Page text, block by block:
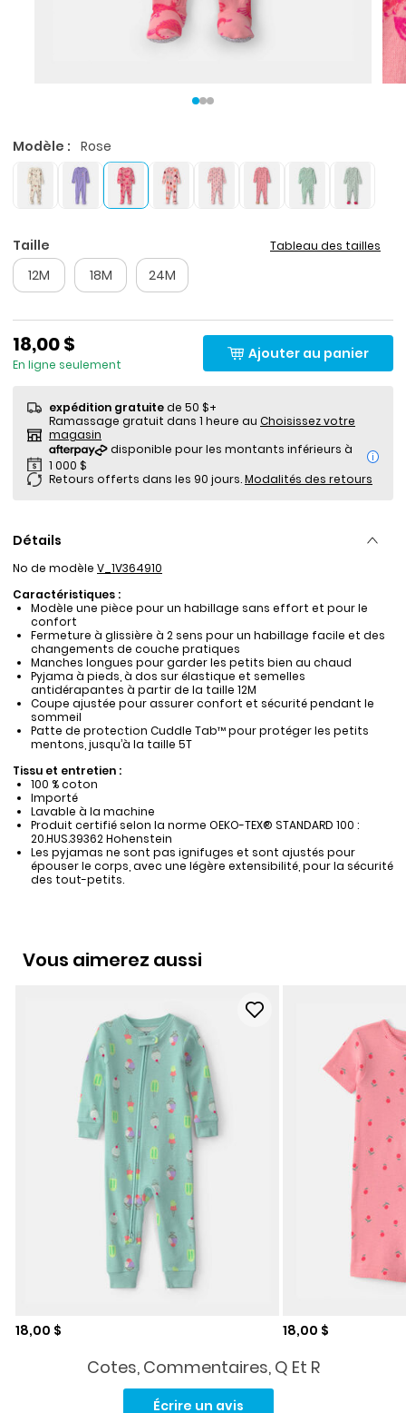
Modèle : Rose
Taille Tableau des tailles
12M 18M 24M
18,00 $
En ligne seulement
Ajouter au panier
expédition gratuitede 50 $+
Ramassage gratuit dans 1 heure au Choisissez votre
magasin
i
Retours offerts dans les 90 jours.Modalités des retours
Détails
No de modèle V_1V364910
Caractéristiques :
Modèle une pièce pour un habillage sans effort et pour le
confort
Fermeture à glissière à 2 sens pour un habillage facile et des
changements de couche pratiques
Manches longues pour garder les petits bien au chaud
Pyjama à pieds, à dos sur élastique et semelles
antidérapantes à partir de la taille 12M
Coupe ajustée pour assurer confort et sécurité pendant le
sommeil
Patte de protection Cuddle Tab™ pour protéger les petits
mentons, jusqu’à la taille 5T
Tissu et entretien :
100 % coton
Importé
Lavable à la machine
Produit certifié selon la norme OEKO-TEX® STANDARD 100 :
20.HUS.39362 Hohenstein
Les pyjamas ne sont pas ignifuges et sont ajustés pour
épouser le corps, avec une légère extensibilité, pour la sécurité
des tout-petits.
Vous aimerez aussi
Prix de solde
18,00 $ Prix de solde
18,00 $
Cotes, Commentaires, Q Et R
Écrire un avis